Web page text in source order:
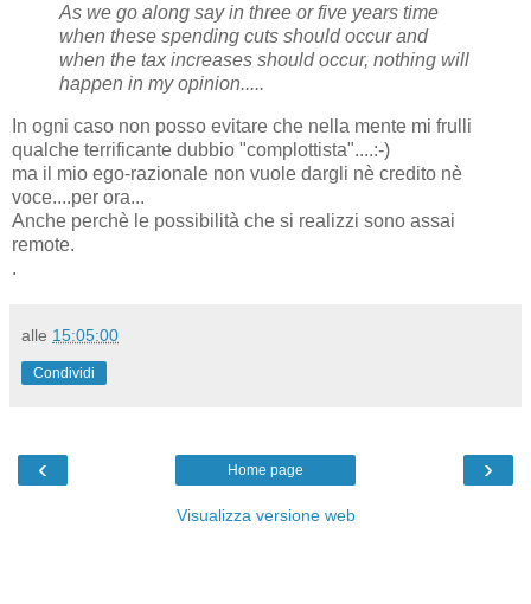
As we go along say in three or five years time
when these spending cuts should occur and
when the tax increases should occur, nothing will
happen in my opinion.....
In ogni caso non posso evitare che nella mente mi frulli
qualche terrificante dubbio "complottista"....:-)
ma il mio ego-razionale non vuole dargli nè credito nè
voce....per ora...
Anche perchè le possibilità che si realizzi sono assai
remote.
.
alle 15:05:00
Condividi
‹ ›
Home page
Visualizza versione web